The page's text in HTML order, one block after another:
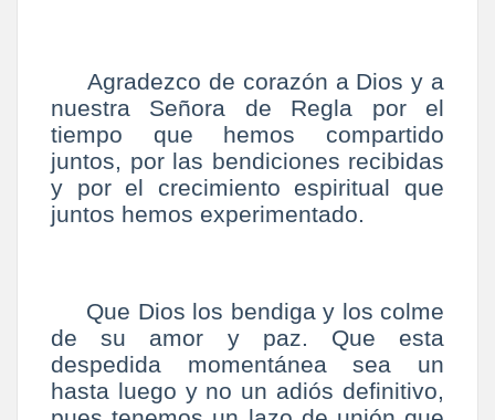
Agradezco de corazón a Dios y a
nuestra Señora de Regla por el
tiempo que hemos compartido
juntos, por las bendiciones recibidas
y por el crecimiento espiritual que
juntos hemos experimentado.
Que Dios los bendiga y los colme
de su amor y paz. Que esta
despedida momentánea sea un
hasta luego y no un adiós definitivo,